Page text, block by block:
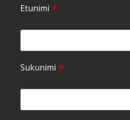
Etunimi *
Sukunimi *